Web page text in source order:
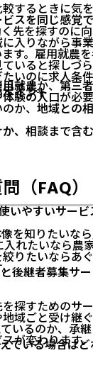
するときに気
スを同じ感覚
先を探すのに
入りながら事
す。雇用就農
いると探しづ
いのに求人条
です。
イント
用就農か、第三
験の入口が必
か、 地域との
、相談まで含
（FAQ）
いやすいサー
を知りたいな
れたいなら農
りたいならあ
後継者募集サ
探すためのサ
域ごと受け継
いるのか、承
が変わります。
ている場合は